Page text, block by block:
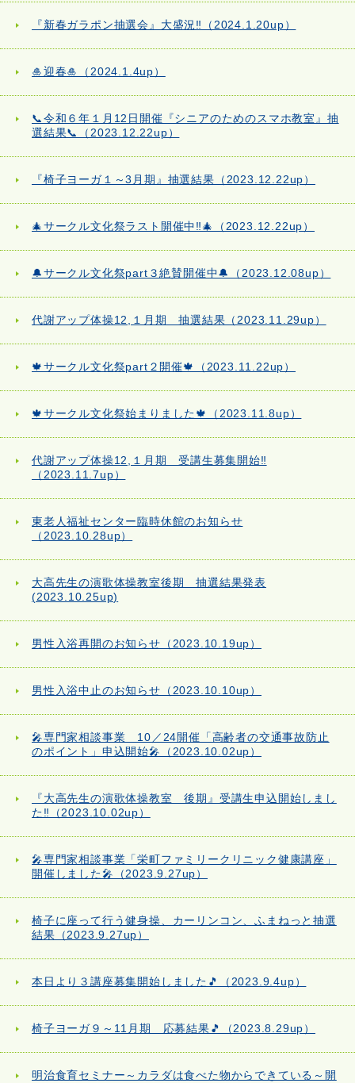
『新春ガラポン抽選会』大盛況‼（2024.1.20up）
🎍迎春🎍（2024.1.4up）
📞令和６年１月12日開催『シニアのためのスマホ教室』抽
選結果📞（2023.12.22up）
『椅子ヨーガ１～3月期』抽選結果（2023.12.22up）
🎄サークル文化祭ラスト開催中‼🎄（2023.12.22up）
🔔サークル文化祭part３絶賛開催中🔔（2023.12.08up）
代謝アップ体操12,１月期 抽選結果（2023.11.29up）
🍁サークル文化祭part２開催🍁（2023.11.22up）
🍁サークル文化祭始まりました🍁（2023.11.8up）
代謝アップ体操12,１月期 受講生募集開始‼
（2023.11.7up）
東老人福祉センター臨時休館のお知らせ
（2023.10.28up）
大高先生の演歌体操教室後期 抽選結果発表
(2023.10.25up)
男性入浴再開のお知らせ（2023.10.19up）
男性入浴中止のお知らせ（2023.10.10up）
🎤専門家相談事業 10／24開催「高齢者の交通事故防止
のポイント」申込開始🎤（2023.10.02up）
『大高先生の演歌体操教室 後期』受講生申込開始しまし
た‼（2023.10.02up）
🎤専門家相談事業「栄町ファミリークリニック健康講座」
開催しました🎤（2023.9.27up）
椅子に座って行う健身操、カーリンコン、ふまねっと抽選
結果（2023.9.27up）
本日より３講座募集開始しました🎵（2023.9.4up）
椅子ヨーガ９～11月期 応募結果🎵（2023.8.29up）
明治食育セミナー～カラダは食べた物からできている～開